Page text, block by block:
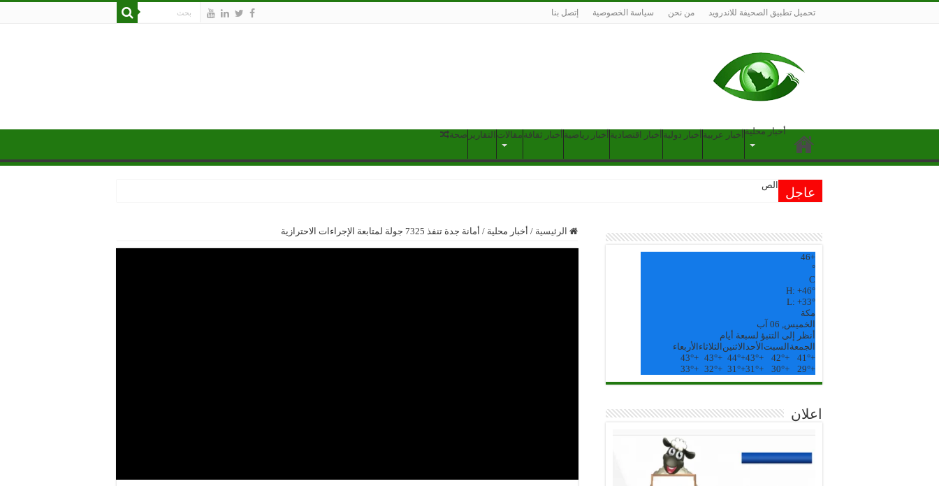
تحميل تطبيق الصحيفة للاندرويد من نحن سياسة الخصوصية إتصل بنا
أخبار محلية أخبار عربية أخبار دولية أخبار اقتصادية أخبار رياضية أخبار ثقافة مقالات التقارير صحة
عاجل
الصحة: لا إصابا
الرئيسية / أخبار محلية / أمانة جدة تنفذ 7325 جولة لمتابعة الإجراءات الاحترازية
+
46
°
C
H: +46°
L: +33°
مكة
الخميس, 06 آب
أنظر إلى التنبؤ لسبعة أيام
الجمعة السبت الأحد الاثنين الثلاثاء الأربعاء
+
41°
+
42°
+
43°
+
44°
+
43°
+
43°
+
29°
+
30°
+
31°
+
31°
+
32°
+
33°
اعلان